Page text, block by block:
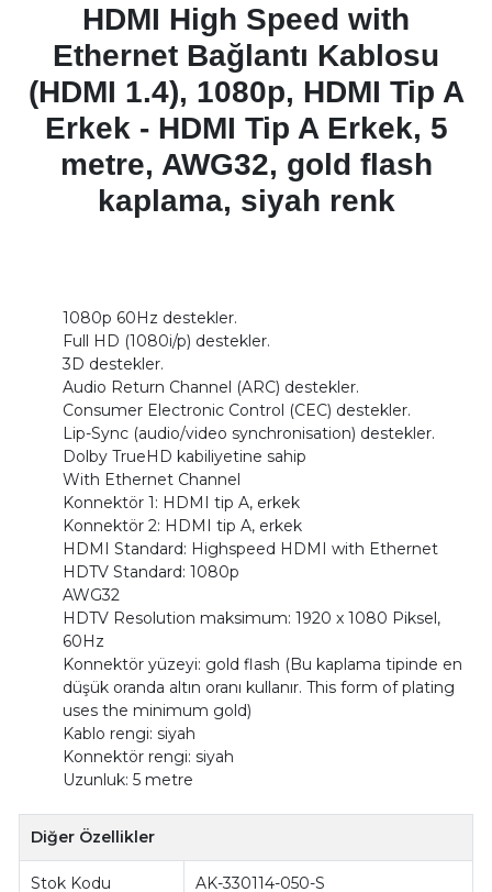
HDMI High Speed with
Ethernet Bağlantı Kablosu
(HDMI 1.4), 1080p, HDMI Tip A
Erkek - HDMI Tip A Erkek, 5
metre, AWG32, gold flash
kaplama, siyah renk
1080p 60Hz destekler.
Full HD (1080i/p) destekler.
3D destekler.
Audio Return Channel (ARC) destekler.
Consumer Electronic Control (CEC) destekler.
Lip-Sync (audio/video synchronisation) destekler.
Dolby TrueHD kabiliyetine sahip
With Ethernet Channel
Konnektör 1: HDMI tip A, erkek
Konnektör 2: HDMI tip A, erkek
HDMI Standard: Highspeed HDMI with Ethernet
HDTV Standard: 1080p
AWG32
HDTV Resolution maksimum: 1920 x 1080 Piksel,
60Hz
Konnektör yüzeyi: gold flash (Bu kaplama tipinde en
düşük oranda altın oranı kullanır. This form of plating
uses the minimum gold)
Kablo rengi: siyah
Konnektör rengi: siyah
Uzunluk: 5 metre
Diğer Özellikler
Stok Kodu AK-330114-050-S